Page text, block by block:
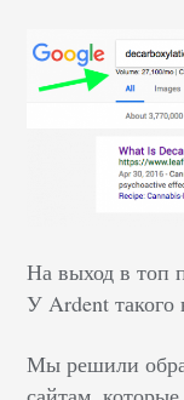
На выход в топ
У Ardent такого
Мы решили